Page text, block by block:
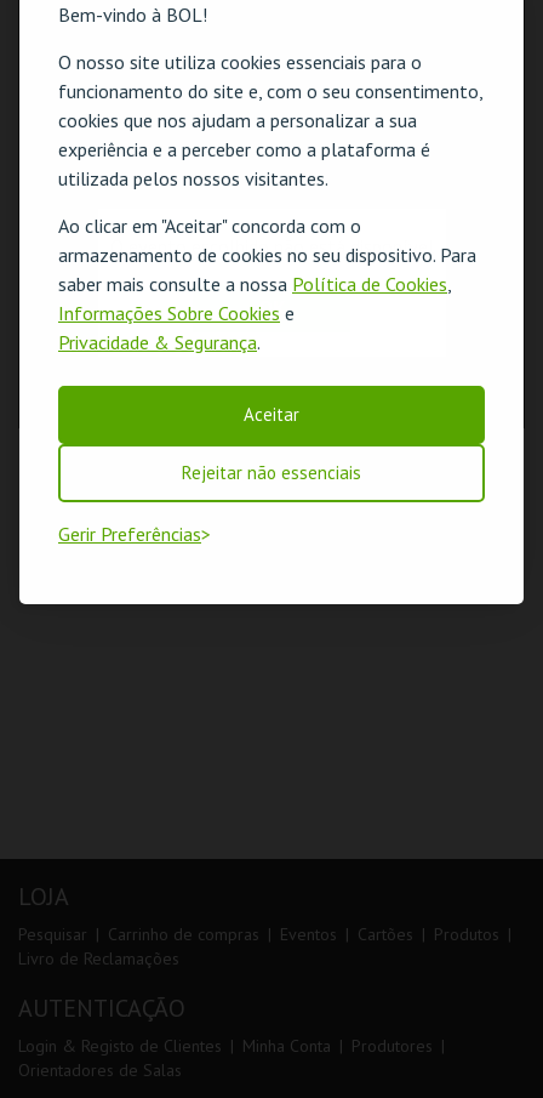
Bem-vindo à BOL!
O nosso site utiliza cookies essenciais para o
funcionamento do site e, com o seu consentimento,
cookies que nos ajudam a personalizar a sua
experiência e a perceber como a plataforma é
utilizada pelos nossos visitantes.
Ao clicar em "Aceitar" concorda com o
armazenamento de cookies no seu dispositivo. Para
saber mais consulte a nossa Política de Cookies
Informações Sobre Cookies e
Privacidade & Segurança.
Aceitar
Rejeitar não essenciais
Gerir Preferências
LOJA
Pesquisar Carrinho de compras Eventos Cartões
Produtos
Livro de Reclamações
AUTENTICAÇÃO
Login & Registo de Clientes Minha Conta
Produtores
Orientadores de Salas
O evento escolhido não está disponível
OK